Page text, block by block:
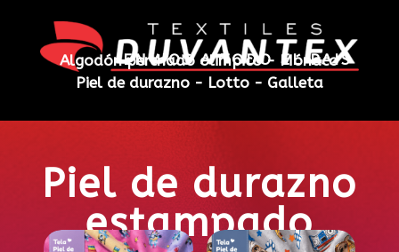
ENVIOS A TODO EL PAIS
Algodón perchado olimpico - Mónaco
Piel de durazno - Lotto - Galleta
Piel de durazno
estampado